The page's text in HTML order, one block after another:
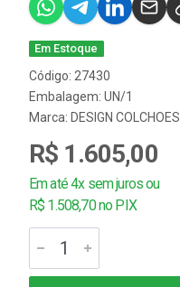
Em Estoque
Código: 27430
Embalagem: UN/1
Marca: DESIGN COLCHOES
R$ 1.605,00
Em até 4x sem juros ou
R$ 1.508,70 no PIX